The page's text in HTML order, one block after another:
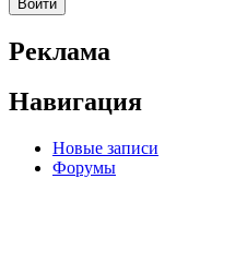
Реклама
Навигация
Новые записи
Форумы